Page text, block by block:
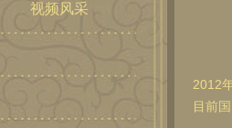
视频风采
2012
目前